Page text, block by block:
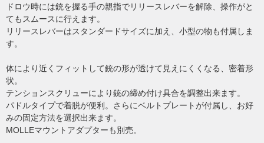
ドロウ時には銃を握る手の親指でリリースレバーを解除、操作がと
てもスムースに行えます。
リリースレバーはスタンダードサイズに加え、小型の物も付属しま
す。
体により近くフィットして銃の形が透けて見えにくくなる、密着形
状。
テンションスクリューにより銃の締め付け具合を調整出来ます。
パドルタイプで着脱が便利。さらにベルトプレートが付属し、お好
みの固定方法を選択出来ます。
MOLLEマウントアダプターも別売。